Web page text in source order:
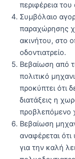
περιφέρεια του
Συμβόλαιο
παραχώρησης
ακινήτου, στο
οδοντιατρείο.
Bεβαίωση από
πολιτικό
προκύπτει ότι
διατάξεις η
προβλεπόμενο
Βεβαίωση
αναφέρεται
για την καλή